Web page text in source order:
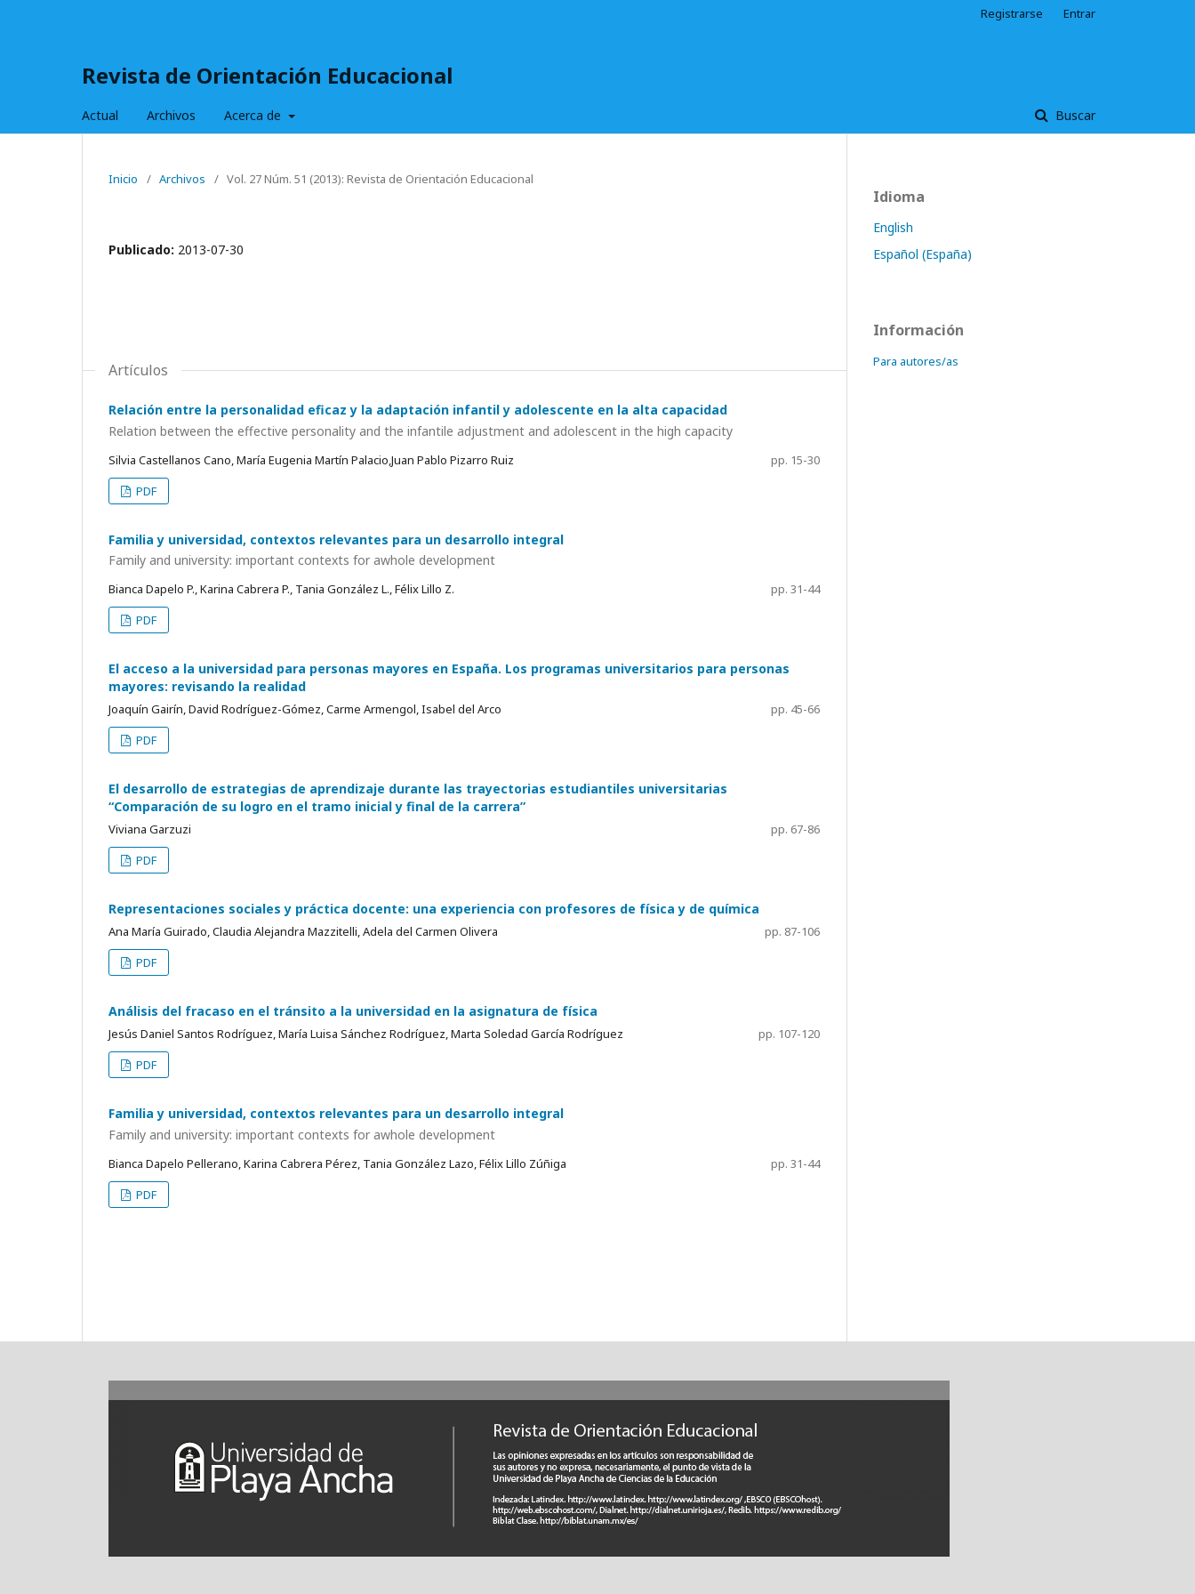
Revista de Orientación Educacional
Actual Archivos Acerca de Buscar
Registrarse Entrar
Inicio / Archivos / Vol. 27 Núm. 51 (2013): Revista de Orientación Educacional
Publicado: 2013-07-30
Artículos
Relación entre la personalidad eficaz y la adaptación infantil y adolescente en la alta capacidad
Relation between the effective personality and the infantile adjustment and adolescent in the high capacity
Silvia Castellanos Cano, María Eugenia Martín Palacio,Juan Pablo Pizarro Ruiz
pp. 15-30
PDF
Familia y universidad, contextos relevantes para un desarrollo integral
Family and university: important contexts for awhole development
Bianca Dapelo P., Karina Cabrera P., Tania González L., Félix Lillo Z.
pp. 31-44
PDF
El acceso a la universidad para personas mayores en España. Los programas universitarios para personas
mayores: revisando la realidad
Joaquín Gairín, David Rodríguez-Gómez, Carme Armengol, Isabel del Arco
pp. 45-66
PDF
El desarrollo de estrategias de aprendizaje durante las trayectorias estudiantiles universitarias
“Comparación de su logro en el tramo inicial y final de la carrera”
Viviana Garzuzi
pp. 67-86
PDF
Representaciones sociales y práctica docente: una experiencia con profesores de física y de química
Ana María Guirado, Claudia Alejandra Mazzitelli, Adela del Carmen Olivera
pp. 87-106
PDF
Análisis del fracaso en el tránsito a la universidad en la asignatura de física
Jesús Daniel Santos Rodríguez, María Luisa Sánchez Rodríguez, Marta Soledad García Rodríguez
pp. 107-120
PDF
Familia y universidad, contextos relevantes para un desarrollo integral
Family and university: important contexts for awhole development
Bianca Dapelo Pellerano, Karina Cabrera Pérez, Tania González Lazo, Félix Lillo Zúñiga
pp. 31-44
PDF
Idioma
English
Español (España)
Información
Para autores/as